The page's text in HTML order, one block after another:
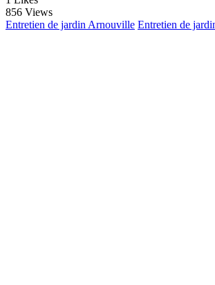
856 Views
Entretien de jardin Arnouville Entretien de